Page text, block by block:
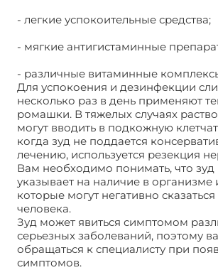
- легкие успокоительные средства;
- мягкие антигистаминные
- различные витаминные
Для успокоения и дезинфекции
несколько раз в день применяют
ромашки. В тяжелых случаях
могут вводить в подкожную
когда зуд не поддается
лечению, используется резекция
Вам необходимо понимать, что зуд
указывает на наличие в организме
которые могут негативно
человека.
Зуд может явиться симптомом
серьезных заболеваний, поэтому
обращаться к специалисту при
симптомов.